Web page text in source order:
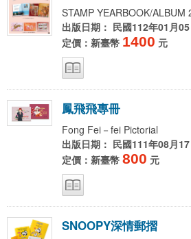
STAMP YEARBOOK/ALBUM
出版日期： 民國112年01月05
定價：新臺幣 1400 元
鳳飛飛專冊
Fong Fei－fei Pictorial
出版日期： 民國111年08月17
定價：新臺幣 800 元
SNOOPY深情郵摺